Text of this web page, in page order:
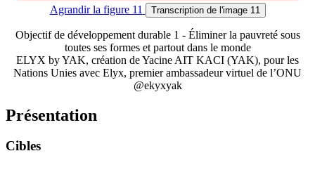
Agrandirla figure 11 Transcription de l'image 11
Objectif de développement durable 1 - Éliminer la pauvreté sous
toutes ses formes et partout dans le monde
ELYX by YAK, création de Yacine AIT KACI (YAK), pour les
Nations Unies avec Elyx, premier ambassadeur virtuel de l’ONU
@ekyxyak
Présentation
Cibles